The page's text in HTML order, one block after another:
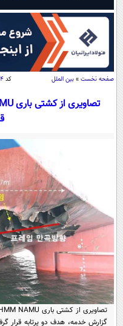
صفحه نخست » بین الملل کد
گزارش خدمه، هدف دو پرتابه